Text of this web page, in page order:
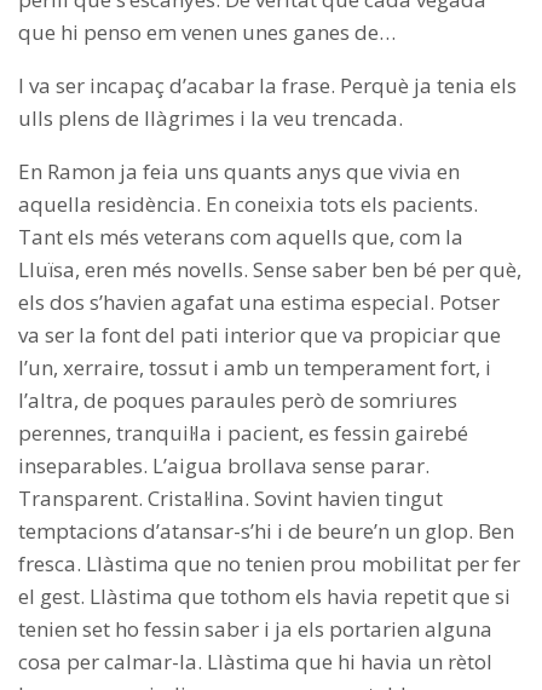
que hi penso em venen unes ganes de…
I va ser incapaç d’acabar la frase. Perquè ja tenia els
ulls plens de llàgrimes i la veu trencada.
En Ramon ja feia uns quants anys que vivia en
aquella residència. En coneixia tots els pacients.
Tant els més veterans com aquells que, com la
Lluïsa, eren més novells. Sense saber ben bé per què,
els dos s’havien agafat una estima especial. Potser
va ser la font del pati interior que va propiciar que
l’un, xerraire, tossut i amb un temperament fort, i
l’altra, de poques paraules però de somriures
perennes, tranquil·la i pacient, es fessin gairebé
inseparables. L’aigua brollava sense parar.
Transparent. Cristal·lina. Sovint havien tingut
temptacions d’atansar-s’hi i de beure’n un glop. Ben
fresca. Llàstima que no tenien prou mobilitat per fer
el gest. Llàstima que tothom els havia repetit que si
tenien set ho fessin saber i ja els portarien alguna
cosa per calmar-la. Llàstima que hi havia un rètol